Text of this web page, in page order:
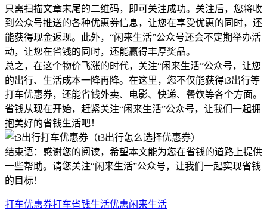
只需扫描文章末尾的二维码，即可关注成功。关注后，您将收
到公众号推送的各种优惠券信息，让您在享受优惠的同时，还
能获得现金返现。此外，“闲来生活”公众号还会不定期举办活
动，让您在省钱的同时，还能赢得丰厚奖品。
总之，在这个物价飞涨的时代，关注“闲来生活”公众号，让您
的出行、生活成本一降再降。在这里，您不仅能获得t3出行等
打车优惠券，还能省钱外卖、电影、快递、餐饮等各个方面。
省钱从现在开始，赶紧关注“闲来生活”公众号，让我们一起拥
抱美好的省钱生活吧！
结束语：感谢您的阅读，希望本文能为您在省钱的道路上提供
一些帮助。请您关注“闲来生活”公众号，让我们一起实现省钱
的目标！
打车优惠券打车省钱生活优惠闲来生活